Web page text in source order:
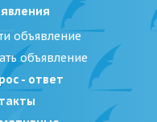
объявление
объявление
- ответ